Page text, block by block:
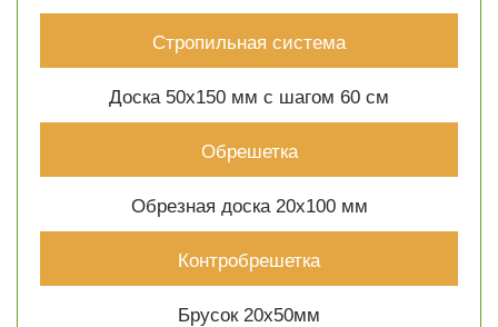
Стропильная система
Доска 50х150 мм с шагом 60 см
Обрешетка
Обрезная доска 20х100 мм
Контробрешетка
Брусок 20х50мм